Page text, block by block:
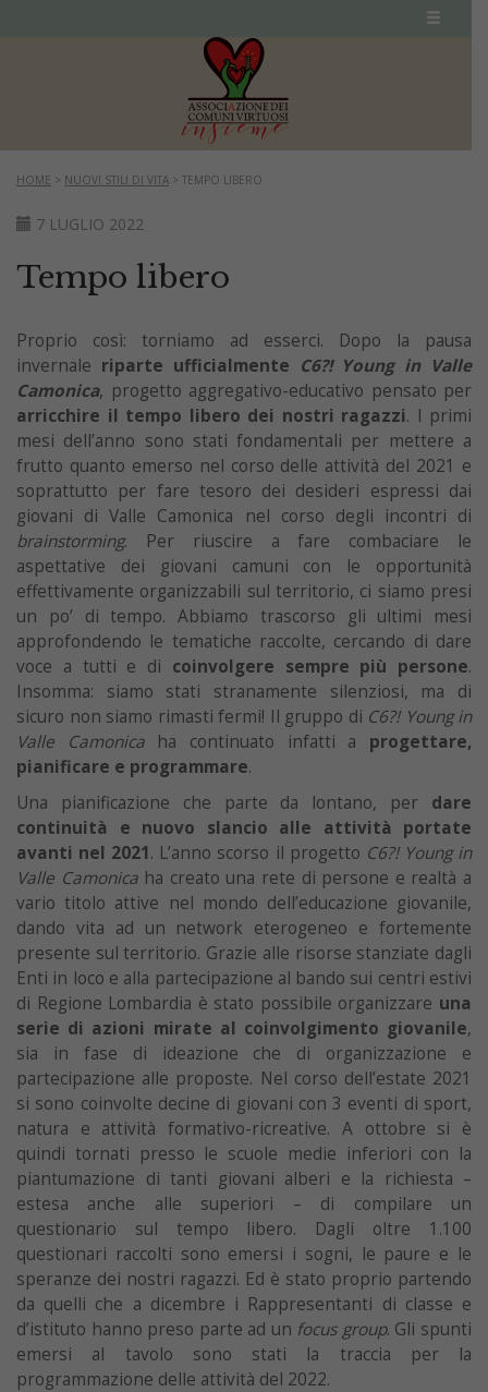
HOME > NUOVI STILI DI VITA > TEMPO LIBERO
7 LUGLIO 2022
Tempo libero
Proprio così: torniamo ad esserci. Dopo la pausa
invernale riparte ufficialmente C6?! Young in Valle
Camonica, progetto aggregativo-educativo pensato per
arricchire il tempo libero dei nostri ragazzi. I primi
mesi dell’anno sono stati fondamentali per mettere a
frutto quanto emerso nel corso delle attività del 2021 e
soprattutto per fare tesoro dei desideri espressi dai
giovani di Valle Camonica nel corso degli incontri di
brainstorming. Per riuscire a fare combaciare le
aspettative dei giovani camuni con le opportunità
effettivamente organizzabili sul territorio, ci siamo presi
un po’ di tempo. Abbiamo trascorso gli ultimi mesi
approfondendo le tematiche raccolte, cercando di dare
voce a tutti e di coinvolgere sempre più persone.
Insomma: siamo stati stranamente silenziosi, ma di
sicuro non siamo rimasti fermi! Il gruppo di C6?! Young in
Valle Camonicaha continuato infatti a progettare,
pianificare e programmare.
Una pianificazione che parte da lontano, per dare
continuità e nuovo slancio alle attività portate
avanti nel 2021. L’anno scorso il progetto C6?! Young in
Valle Camonicaha creato una rete di persone e realtà a
vario titolo attive nel mondo dell’educazione giovanile,
dando vita ad un network eterogeneo e fortemente
presente sul territorio. Grazie alle risorse stanziate dagli
Enti in loco e alla partecipazione al bando sui centri estivi
di Regione Lombardia è stato possibile organizzare una
serie di azioni mirate al coinvolgimento giovanile,
sia in fase di ideazione che di organizzazione e
partecipazione alle proposte. Nel corso dell’estate 2021
si sono coinvolte decine di giovani con 3 eventi di sport,
natura e attività formativo-ricreative. A ottobre si è
quindi tornati presso le scuole medie inferiori con la
piantumazione di tanti giovani alberi e la richiesta –
estesa anche alle superiori – di compilare un
questionario sul tempo libero. Dagli oltre 1.100
questionari raccolti sono emersi i sogni, le paure e le
speranze dei nostri ragazzi. Ed è stato proprio partendo
da quelli che a dicembre i Rappresentanti di classe e
d’istituto hanno preso parte ad un focus group. Gli spunti
emersi al tavolo sono stati la traccia per la
programmazione delle attività del 2022.